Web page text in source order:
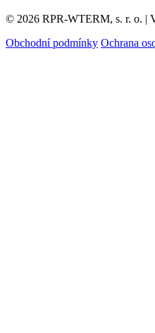
© 2026 RPR-WTERM, s. r. o. |
Obchodní podmínky Ochrana